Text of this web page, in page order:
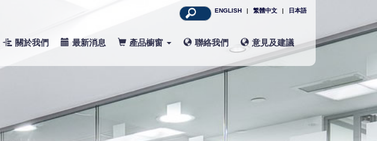
ENGLISH | 繁體中文 | 日本語
關於我們 最新消息 產品櫥窗 聯絡我們 意見及建議